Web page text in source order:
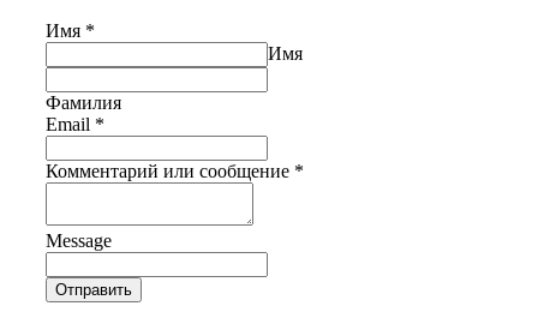
Имя *
Имя
Фамилия
Email *
Комментарий или сообщение *
Message
Отправить